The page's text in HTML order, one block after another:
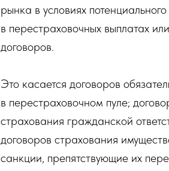
рынка в условиях
в перестраховочных выплатах
договоров.
Это касается договоров
в перестраховочном пуле;
страхования гражданской
договоров страхования
санкции, препятствующие их